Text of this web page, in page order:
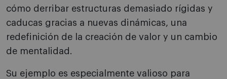
cómo derribar estructuras demasiado rígidas y
caducas gracias a nuevas dinámicas, una
redefinición de la creación de valor y un cambio
de mentalidad.
Su ejemplo es especialmente valioso para